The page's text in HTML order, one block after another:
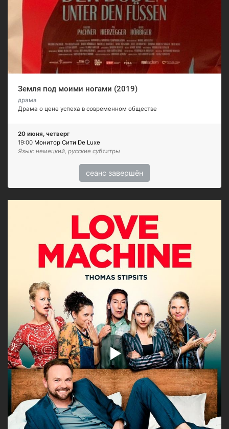
Земля под моими ногами (2019)
драма
Драма о цене успеха в современном обществе
20 июня, четверг
19:00 Монитор Сити De Luxe
Язык: немецкий, русские субтитры
сеанс завершён